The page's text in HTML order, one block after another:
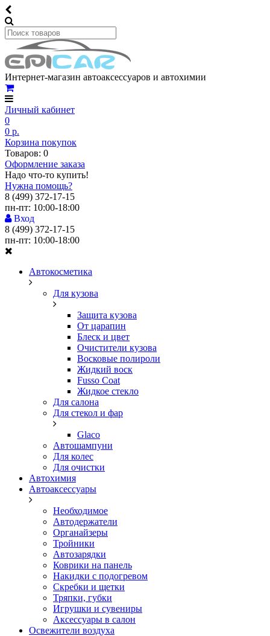
Интернет-магазин автоаксессуаров и автохимии
Личный кабинет
0
0 р.
Корзина покупок
Товаров: 0
Оформление заказа
Надо что-то купить!
Нужна помощь?
8 (499) 372-17-15
пн-пт: 10:00-18:00
Вход
8 (499) 372-17-15
пн-пт: 10:00-18:00
Автокосметика
Для кузова
Защита кузова
От царапин
Блеск и цвет
Очистители кузова
Восковые полироли
Жидкий воск
Fusso Coat
Жидкое стекло
Для салона
Для стекол и фар
Glaco
Автошампуни
Для колес
Для очистки
Автохимия
Автоаксессуары
Необходимое
Автодержатели
Органайзеры
Тройники
Автозарядки
Коврики на панель
Накидки с подогревом
Скребки и щетки
Тряпки, губки
Игрушки и сувениры
Аксессуары в салон
Освежители воздуха